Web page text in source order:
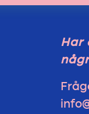
Har